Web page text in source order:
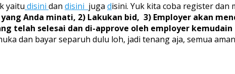
yaitu disini dan disini juga disini. Yuk kita coba register dan
Anda minati, 2) Lakukan bid, 3) Employer akan
telah selesai dan di-approve oleh employer
dan bayar separuh dulu loh, jadi tenang aja, semua